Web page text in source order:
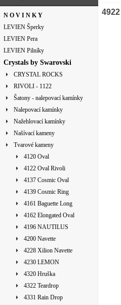
N O V I N K Y
LEVIEN Šperky
LEVIEN Pera
LEVIEN Pilníky
Crystals by Swarovski
CRYSTAL ROCKS
RIVOLI - 1122
Šatony - nalepovací kamínky
Nalepovací kamínky
Nažehlovací kamínky
Našívací kameny
Tvarové kameny
4120 Oval
4122 Oval Rivoli
4137 Cosmic Oval
4139 Cosmic Ring
4161 Baguette Long
4162 Elongated Oval
4196 NAUTILUS
4200 Navette
4228 Xilion Navette
4230 LEMON
4320 Hruška
4322 Teardrop
4331 Rain Drop